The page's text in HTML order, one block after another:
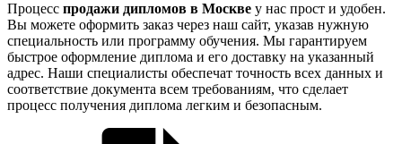
Процесс продажи дипломов в Москве у нас прост и удобен.
Вы можете оформить заказ через наш сайт, указав нужную
специальность или программу обучения. Мы гарантируем
быстрое оформление диплома и его доставку на указанный
адрес. Наши специалисты обеспечат точность всех данных и
соответствие документа всем требованиям, что сделает
процесс получения диплома легким и безопасным.